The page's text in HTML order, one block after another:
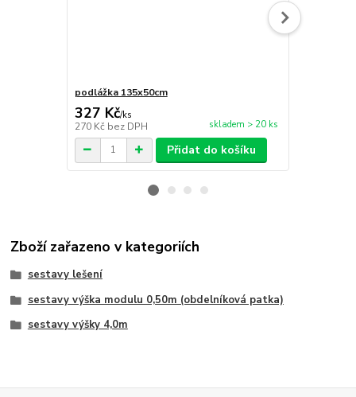
podlážka 135x50cm
327 Kč/ks
270 Kč bez DPH skladem > 20 ks
Přidat do košíku
Zboží zařazeno v kategoriích
sestavy lešení
sestavy výška modulu 0,50m (obdelníková patka)
sestavy výšky 4,0m